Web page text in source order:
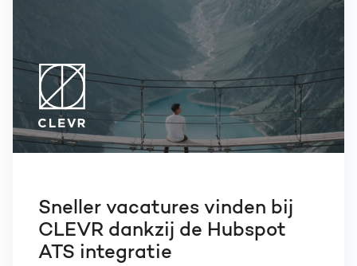
Sneller vacatures vinden bij
CLEVR dankzij de Hubspot
ATS integratie